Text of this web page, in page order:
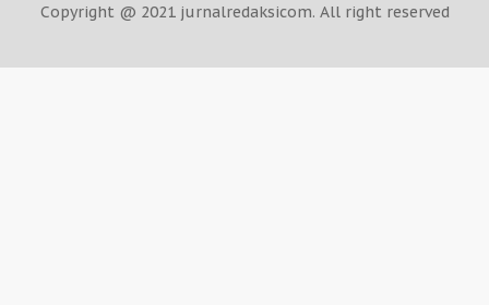
Copyright @ 2021 jurnalredaksicom. All right reserved